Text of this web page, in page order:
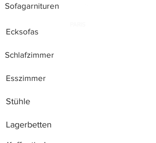
Sofagarnituren
Ecksofas
Schlafzimmer
Esszimmer
Stühle
Lagerbetten